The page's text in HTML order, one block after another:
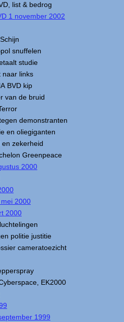
list & bedrog
1 november 2002
snuffelen
studie
naar links
BVD kip
van de bruid
demonstranten
en oliegiganten
en zekerheid
Greenpeace
2000
2000
2000
politie justitie
cameratoezicht
EK2000
1999